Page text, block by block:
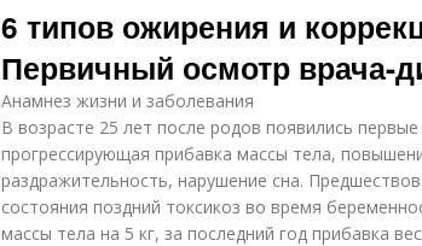
6 типов ожирения и
Первичный осмотр врача-
Анамнез жизни и заболевания
В возрасте 25 лет после родов появились
прогрессирующая прибавка массы тела,
раздражительность, нарушение сна.
состояния поздний токсикоз во время
массы тела на 5 кг, за последний год прибавка